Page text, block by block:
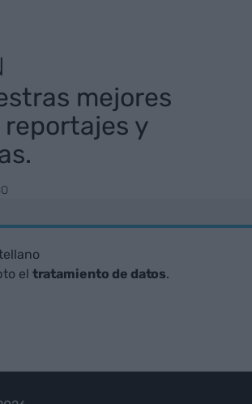
mejores
y
el tratamiento de datos.